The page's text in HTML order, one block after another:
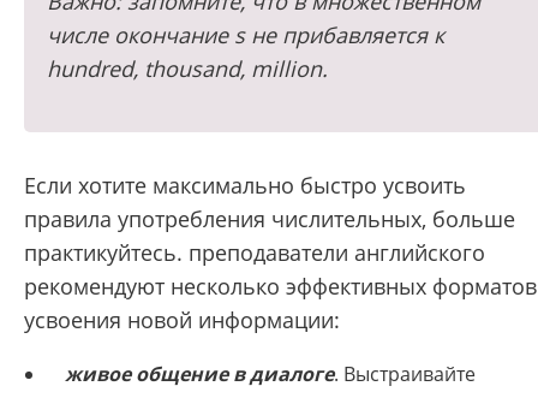
числе окончание s не прибавляется к
hundred, thousand, million.
Если хотите максимально быстро усвоить
правила употребления числительных, больше
практикуйтесь. преподаватели английского
рекомендуют несколько эффективных форматов
усвоения новой информации:
живое общение в диалоге. Выстраивайте